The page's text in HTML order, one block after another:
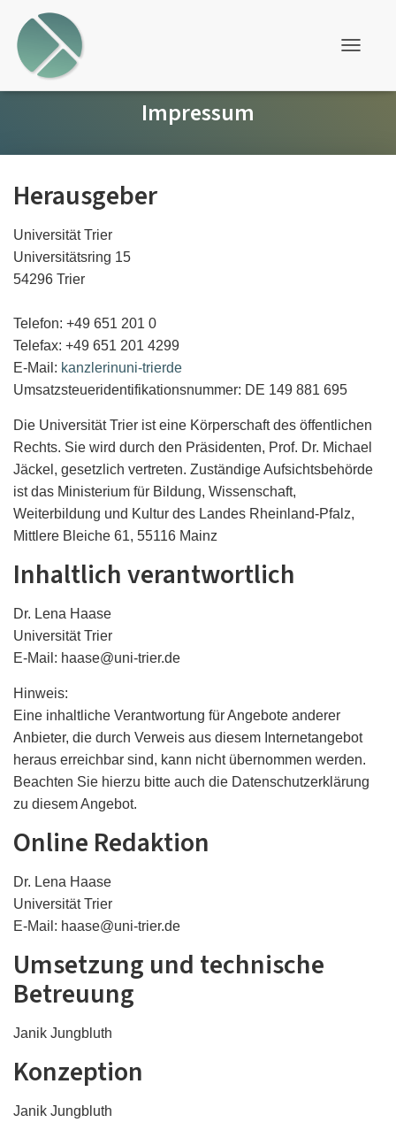
Impressum
Herausgeber
Universität Trier
Universitätsring 15
54296 Trier
Telefon: +49 651 201 0
Telefax: +49 651 201 4299
E-Mail: kanzlerinuni-trierde
Umsatzsteueridentifikationsnummer: DE 149 881 695
Die Universität Trier ist eine Körperschaft des öffentlichen
Rechts. Sie wird durch den Präsidenten, Prof. Dr. Michael
Jäckel, gesetzlich vertreten. Zuständige Aufsichtsbehörde
ist das Ministerium für Bildung, Wissenschaft,
Weiterbildung und Kultur des Landes Rheinland-Pfalz,
Mittlere Bleiche 61, 55116 Mainz
Inhaltlich verantwortlich
Dr. Lena Haase
Universität Trier
E-Mail: haase@uni-trier.de
Hinweis:
Eine inhaltliche Verantwortung für Angebote anderer
Anbieter, die durch Verweis aus diesem Internetangebot
heraus erreichbar sind, kann nicht übernommen werden.
Beachten Sie hierzu bitte auch die Datenschutzerklärung
zu diesem Angebot.
Online Redaktion
Dr. Lena Haase
Universität Trier
E-Mail: haase@uni-trier.de
Umsetzung und technische
Betreuung
Janik Jungbluth
Konzeption
Janik Jungbluth